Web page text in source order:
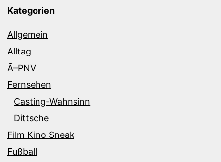
Kategorien
Allgemein
Alltag
Ã–PNV
Fernsehen
Casting-Wahnsinn
Dittsche
Film Kino Sneak
Fußball